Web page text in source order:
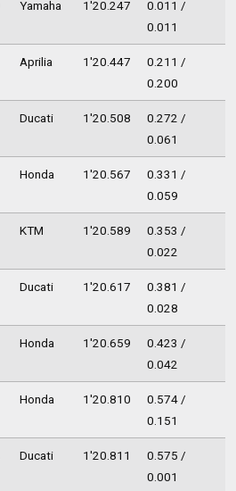
Yamaha 1'20.247
0.011 /
0.011
Aprilia 1'20.447
0.211 /
0.200
Ducati 1'20.508
0.272 /
0.061
Honda 1'20.567
0.331 /
0.059
KTM 1'20.589
0.353 /
0.022
Ducati 1'20.617
0.381 /
0.028
Honda 1'20.659
0.423 /
0.042
Honda 1'20.810
0.574 /
0.151
Ducati 1'20.811
0.575 /
0.001